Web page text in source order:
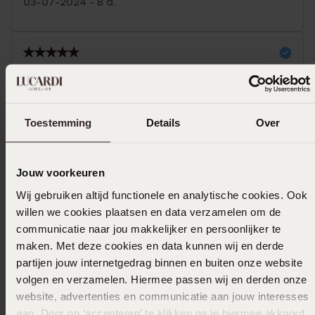
Toestemming Details Over
Jouw voorkeuren
Wij gebruiken altijd functionele en analytische cookies. Ook
willen we cookies plaatsen en data verzamelen om de
communicatie naar jou makkelijker en persoonlijker te
maken. Met deze cookies en data kunnen wij en derde
partijen jouw internetgedrag binnen en buiten onze website
volgen en verzamelen. Hiermee passen wij en derden onze
website, advertenties en communicatie aan jouw interesses
aan. Door op ‘accepteren’ te klikken ga je hiermee akkoord.
03-07-2024 - B d.
Übersetzt | Original ansehen
Ausverkauft
Das könnte dir gefallen